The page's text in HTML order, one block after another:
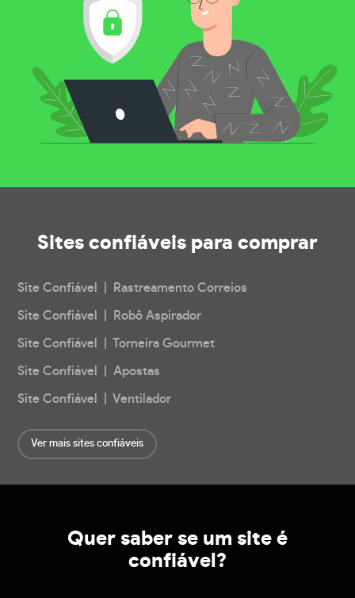
Sites confiáveis para comprar
Site Confiável | Rastreamento Correios
Site Confiável | Robô Aspirador
Site Confiável | Torneira Gourmet
Site Confiável | Apostas
Site Confiável | Ventilador
Ver mais sites confiáveis
Quer saber se um site é
confiável?